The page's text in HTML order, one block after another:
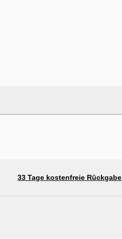
33 Tage kostenfreie Rückgabe